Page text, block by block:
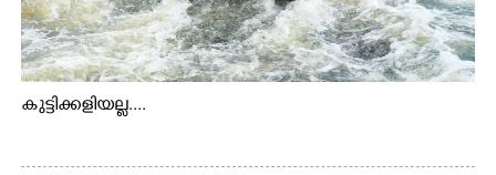
കുട്ടിക്കളിയല്ല....